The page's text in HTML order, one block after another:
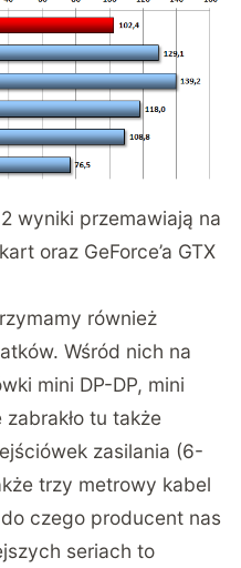
wyniki przemawiają na
oraz GeForce’a GTX
również
Wśród nich na
mini DP-DP, mini
tu także
zasilania (6-
trzy metrowy kabel
czego producent nas
seriach to